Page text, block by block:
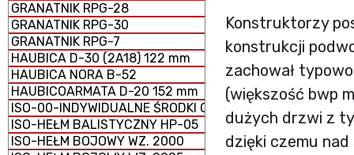
GRANATNIK RPG-28
GRANATNIK RPG-30
GRANATNIK RPG-7
HAUBICA D-30 (2A18) 122 mm
HAUBICA NORA B-52
HAUBICOARMATA D-20 152 mm
ISO-00-INDYWIDUALNE ŚRODKI OCHRONY
ISO-HEŁM BALISTYCZNY HP-05
ISO-HEŁM BOJOWY WZ. 2000
Konstruktorzy
konstrukcji
zachował
(większość bwp
dużych drzwi z
dzięki czemu